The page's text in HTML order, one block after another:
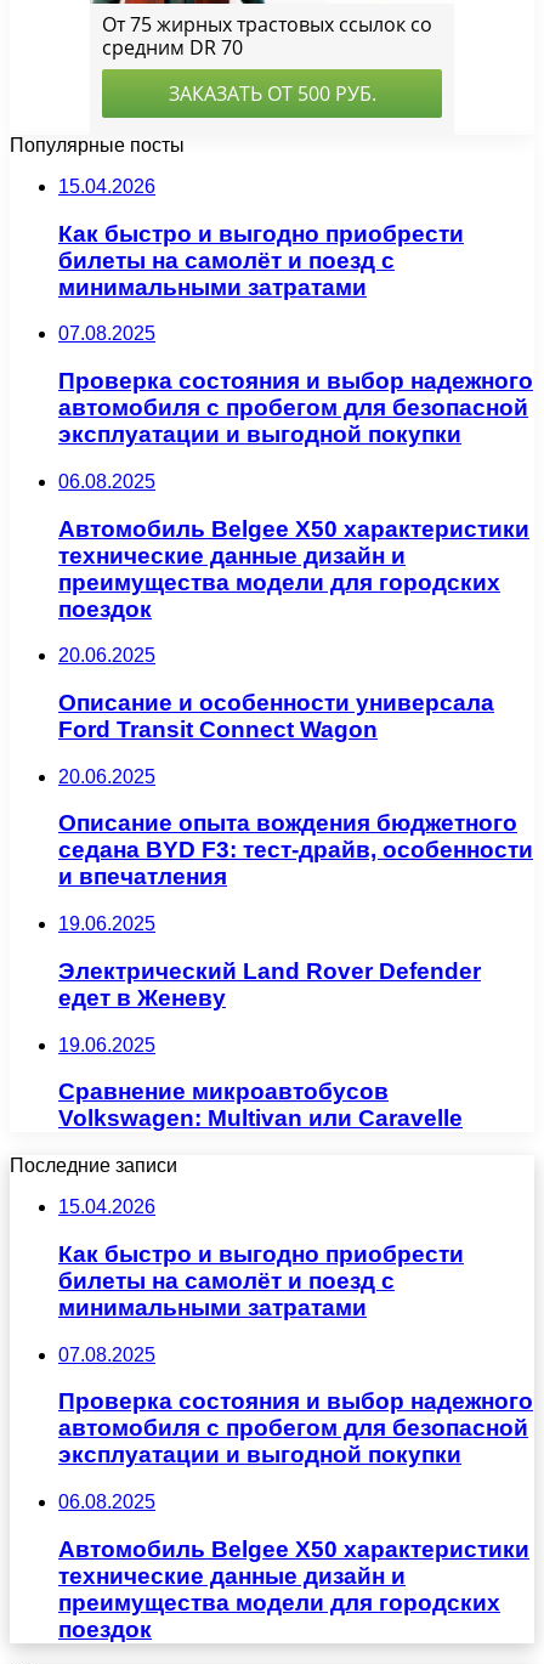
Популярные посты
15.04.2026
Как быстро и выгодно приобрести
билеты на самолёт и поезд с
минимальными затратами
07.08.2025
Проверка состояния и выбор надежного
автомобиля с пробегом для безопасной
эксплуатации и выгодной покупки
06.08.2025
Автомобиль Belgee X50 характеристики
технические данные дизайн и
преимущества модели для городских
поездок
20.06.2025
Описание и особенности универсала
Ford Transit Connect Wagon
20.06.2025
Описание опыта вождения бюджетного
седана BYD F3: тест-драйв, особенности
и впечатления
19.06.2025
Электрический Land Rover Defender
едет в Женеву
19.06.2025
Сравнение микроавтобусов
Volkswagen: Multivan или Caravelle
Последние записи
15.04.2026
Как быстро и выгодно приобрести
билеты на самолёт и поезд с
минимальными затратами
07.08.2025
Проверка состояния и выбор надежного
автомобиля с пробегом для безопасной
эксплуатации и выгодной покупки
06.08.2025
Автомобиль Belgee X50 характеристики
технические данные дизайн и
преимущества модели для городских
поездок